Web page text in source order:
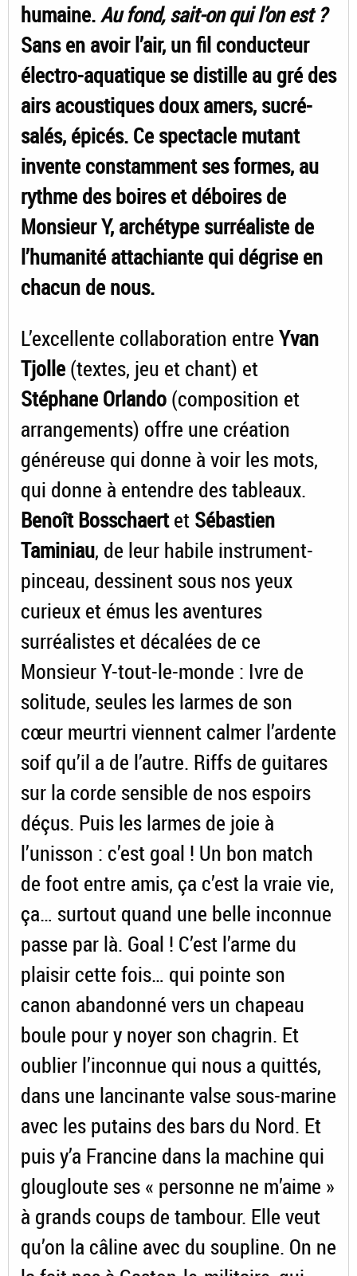
humaine.Au fond, sait-on qui l’on est ?
Sans en avoir l’air, un fil conducteur
électro-aquatique se distille au gré des
airs acoustiques doux amers, sucré-
salés, épicés. Ce spectacle mutant
invente constamment ses formes, au
rythme des boires et déboires de
Monsieur Y, archétype surréaliste de
l’humanité attachiante qui dégrise en
chacun de nous.
L’excellente collaboration entre Yvan
Tjolle (textes, jeu et chant) et
Stéphane Orlando (composition et
arrangements) offre une création
généreuse qui donne à voir les mots,
qui donne à entendre des tableaux.
Benoît Bosschaertet Sébastien
Taminiau, de leur habile instrument-
pinceau, dessinent sous nos yeux
curieux et émus les aventures
surréalistes et décalées de ce
Monsieur Y-tout-le-monde : Ivre de
solitude, seules les larmes de son
cœur meurtri viennent calmer l’ardente
soif qu’il a de l’autre. Riffs de guitares
sur la corde sensible de nos espoirs
déçus. Puis les larmes de joie à
l’unisson : c’est goal ! Un bon match
de foot entre amis, ça c’est la vraie vie,
ça… surtout quand une belle inconnue
passe par là. Goal ! C’est l’arme du
plaisir cette fois… qui pointe son
canon abandonné vers un chapeau
boule pour y noyer son chagrin. Et
oublier l’inconnue qui nous a quittés,
dans une lancinante valse sous-marine
avec les putains des bars du Nord. Et
puis y’a Francine dans la machine qui
glougloute ses « personne ne m’aime »
à grands coups de tambour. Elle veut
qu’on la câline avec du soupline. On ne